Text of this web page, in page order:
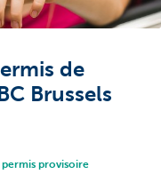
de
Brussels
permis provisoire